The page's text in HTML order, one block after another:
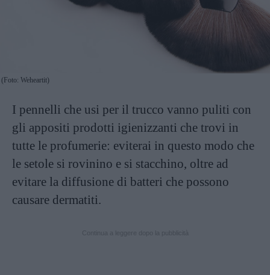
(Foto: Weheartit)
I pennelli che usi per il trucco vanno puliti con
gli appositi prodotti igienizzanti che trovi in
tutte le profumerie: eviterai in questo modo che
le setole si rovinino e si stacchino, oltre ad
evitare la diffusione di batteri che possono
causare dermatiti.